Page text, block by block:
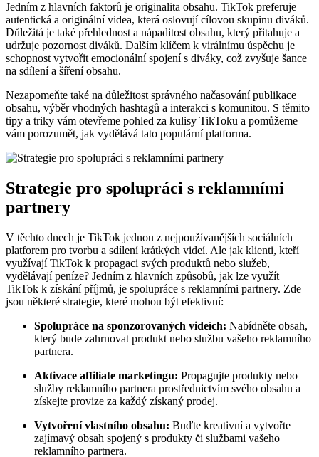
Jedním z hlavních faktorů je originalita obsahu. TikTok preferuje
autentická a originální videa, která oslovují cílovou skupinu diváků.
Důležitá je také přehlednost a nápaditost obsahu, který přitahuje a
udržuje pozornost diváků. Dalším klíčem k virálnímu úspěchu je
schopnost vytvořit emocionální spojení s diváky, což zvyšuje šance
na sdílení a šíření obsahu.
Nezapomeňte také na důležitost správného načasování publikace
obsahu, výběr vhodných hashtagů a interakci s komunitou. S těmito
tipy a triky vám otevřeme pohled za kulisy TikToku a pomůžeme
vám porozumět, jak vydělává tato populární platforma.
Strategie pro spolupráci s reklamními
partnery
V těchto dnech je TikTok jednou z nejpoužívanějších sociálních
platforem pro tvorbu a sdílení krátkých videí. Ale jak klienti, kteří
využívají TikTok k propagaci svých produktů nebo služeb,
vydělávají peníze? Jedním z hlavních způsobů, jak lze využít
TikTok k získání příjmů, je spolupráce s reklamními partnery. Zde
jsou některé strategie, které mohou být efektivní:
Spolupráce na sponzorovaných videích: Nabídněte obsah,
který bude zahrnovat produkt nebo službu vašeho reklamního
partnera.
Aktivace affiliate marketingu: Propagujte produkty nebo
služby reklamního partnera prostřednictvím svého obsahu a
získejte provize za každý získaný prodej.
Vytvoření vlastního obsahu: Buďte kreativní a vytvořte
zajímavý obsah spojený s produkty či službami vašeho
reklamního partnera.